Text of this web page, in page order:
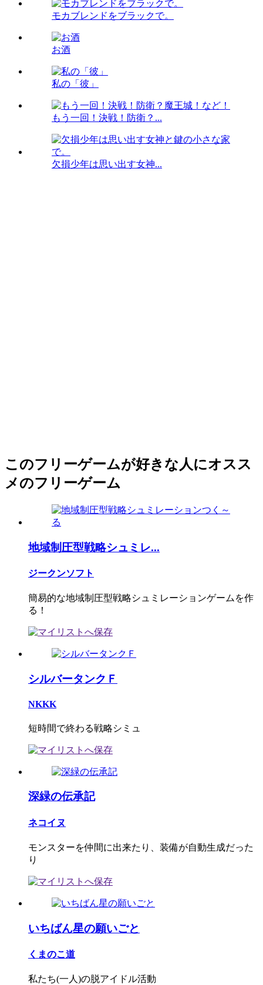
モカブレンドをブラックで。
お酒
私の「彼」
もう一回！決戦！防衛？...
欠損少年は思い出す女神...
このフリーゲームが好きな人にオスス
メのフリーゲーム
地域制圧型戦略シュミレ...
ジークンソフト
簡易的な地域制圧型戦略シュミレーションゲームを作
る！
シルバータンクＦ
NKKK
短時間で終わる戦略シミュ
深緑の伝承記
ネコイヌ
モンスターを仲間に出来たり、装備が自動生成だった
り
いちばん星の願いごと
くまのこ道
私たち(一人)の脱アイドル活動